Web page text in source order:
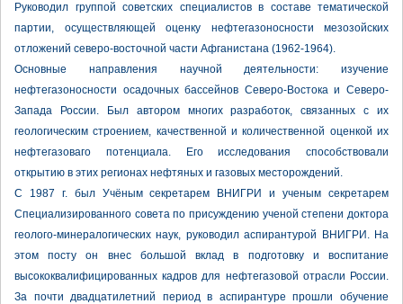
Руководил группой советских специалистов в составе тематической
партии, осуществляющей оценку нефтегазоносности мезозойских
отложений северо-восточной части Афганистана (1962-1964).
Основные направления научной деятельности: изучение
нефтегазоносности осадочных бассейнов Северо-Востока и Северо-
Запада России. Был автором многих разработок, связанных с их
геологическим строением, качественной и количественной оценкой их
нефтегазоваго потенциала. Его исследования способствовали
открытию в этих регионах нефтяных и газовых месторождений.
С 1987 г. был Учёным секретарем ВНИГРИ и ученым секретарем
Специализированного совета по присуждению ученой степени доктора
геолого-минералогических наук, руководил аспирантурой ВНИГРИ. На
этом посту он внес большой вклад в подготовку и воспитание
высококвалифицированных кадров для нефтегазовой отрасли России.
За почти двадцатилетний период в аспирантуре прошли обучение